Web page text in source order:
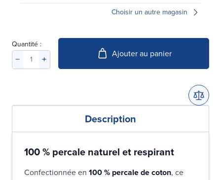
Choisir un autre magasin
Quantité :
Ajouter au panier
Description
100 % percale naturel et respirant
Confectionnée en 100 % percale de coton, ce